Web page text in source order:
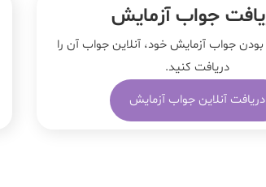
جواب آزمایش
جواب آزمایش خود، آنلاین جواب‌ آن را
دریافت کنید.
دریافت آنلاین جواب آزمایش